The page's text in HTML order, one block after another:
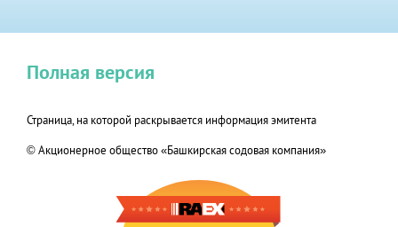
Страница, на которой раскрывается информация эмитента
© Акционерное общество «Башкирская содовая компания»
Полная версия